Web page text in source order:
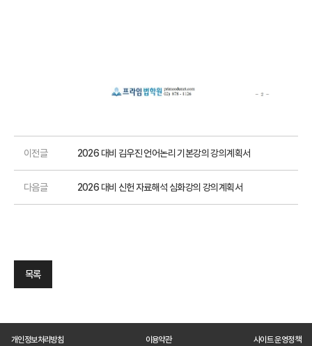
이전글 2026 대비 김우진 언어논리 기본강의 강의계획서
다음글 2026 대비 신헌 자료해석 심화강의 강의계획서
목록
개인정보처리방침 이용약관 사이트 운영정책